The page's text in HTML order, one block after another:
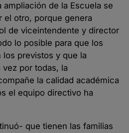
de la Escuela se
el otro, porque genera
de viceintendente y director
lo posible para que los
previstos y que la
vez por todas, la
la calidad académica
el equipo directivo ha
que tienen las familias